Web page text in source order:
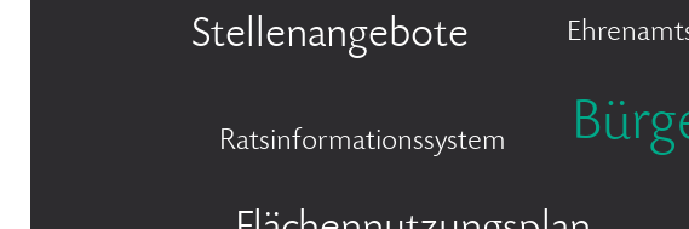
Stellenangebote
Ratsinformationssystem